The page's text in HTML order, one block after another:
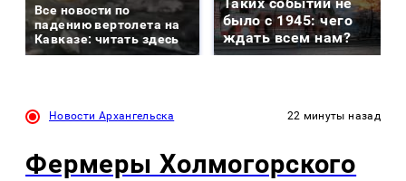
Все новости по
падению вертолета на
Кавказе: читать здесь
Таких событий не
было с 1945: чего
ждать всем нам?
Новости Архангельска 22 минуты назад
Фермеры Холмогорского